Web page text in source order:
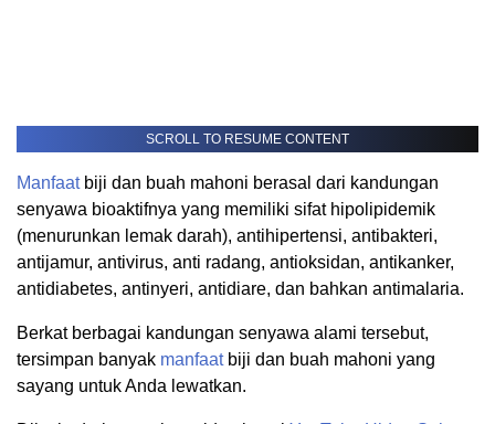
SCROLL TO RESUME CONTENT
Manfaatbiji dan buah mahoni berasal dari kandungan
senyawa bioaktifnya yang memiliki sifat hipolipidemik
(menurunkan lemak darah), antihipertensi, antibakteri,
antijamur, antivirus, anti radang, antioksidan, antikanker,
antidiabetes, antinyeri, antidiare, dan bahkan antimalaria.
Berkat berbagai kandungan senyawa alami tersebut,
tersimpan banyak manfaatbiji dan buah mahoni yang
sayang untuk Anda lewatkan.